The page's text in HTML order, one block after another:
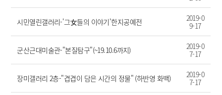
시민열린갤러리-'그女들의 이야기'한지공예전
2019-0
9-17
군산근대미술관-"본질탐구"(~19.10.6까지)
2019-0
7-17
장미갤러리 2층-"겹겹이 담은 시간의 정물" (하반영 화백)
2019-0
7-17